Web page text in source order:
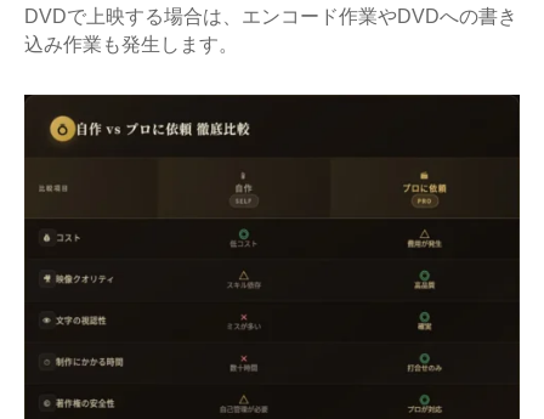
DVDで上映する場合は、エンコード作業やDVDへの書き
込み作業も発生します。